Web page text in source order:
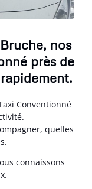
nos
près de
Conventionné
quelles
connaissons